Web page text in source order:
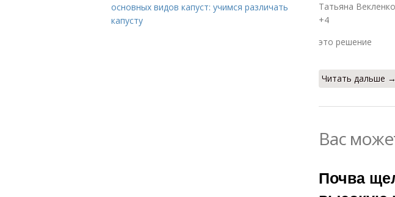
Татьяна Векленко
+4
это решение
Читать дальше →
Вас
Почва
основных видов капуст: учимся различать
капусту